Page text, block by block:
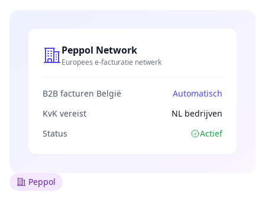
Peppol Network
Europees e-facturatie netwerk
B2B facturen België
Automatisch
KvK vereist
NL bedrijven
Status
Actief
Peppol